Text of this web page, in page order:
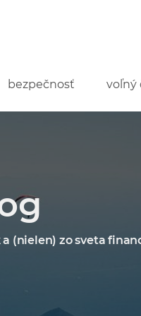
bezpečnosť voľný
(nielen) zo sveta